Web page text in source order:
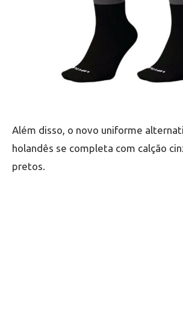
Além disso, o novo uniforme
holandês se completa com calção
pretos.